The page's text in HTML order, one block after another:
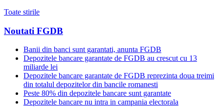
Toate stirile
Noutati FGDB
Banii din banci sunt garantati, anunta FGDB
Depozitele bancare garantate de FGDB au crescut cu 13
miliarde lei
Depozitele bancare garantate de FGDB reprezinta doua treimi
din totalul depozitelor din bancile romanesti
Peste 80% din depozitele bancare sunt garantate
Depozitele bancare nu intra in campania electorala